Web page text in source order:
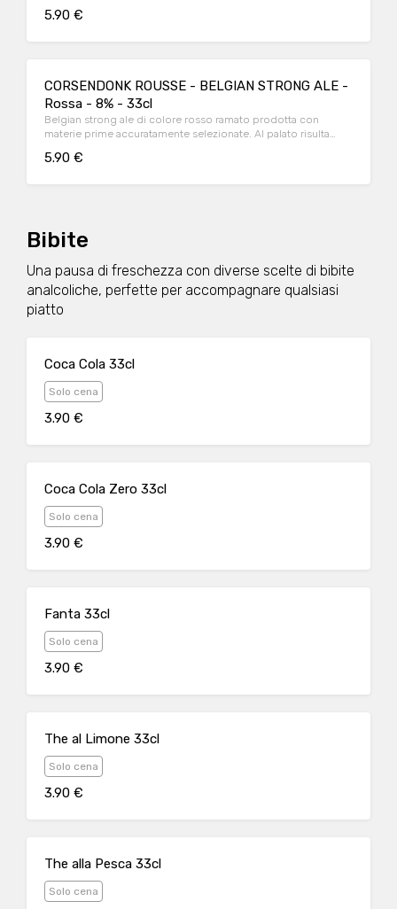
luppolato ed equilibrato.
5.90 €
CORSENDONK ROUSSE - BELGIAN STRONG ALE -
Rossa - 8% - 33cl
Belgian strong ale di colore rosso ramato prodotta con
materie prime accuratamente selezionate. Al palato risulta
fruttato. In bocca si sente sempre il caramello accompagnato
5.90 €
Bibite
Una pausa di freschezza con diverse scelte di bibite
analcoliche, perfette per accompagnare qualsiasi
piatto
Coca Cola 33cl
Solo cena
3.90 €
Coca Cola Zero 33cl
Solo cena
3.90 €
Fanta 33cl
Solo cena
3.90 €
The al Limone 33cl
Solo cena
3.90 €
The alla Pesca 33cl
Solo cena